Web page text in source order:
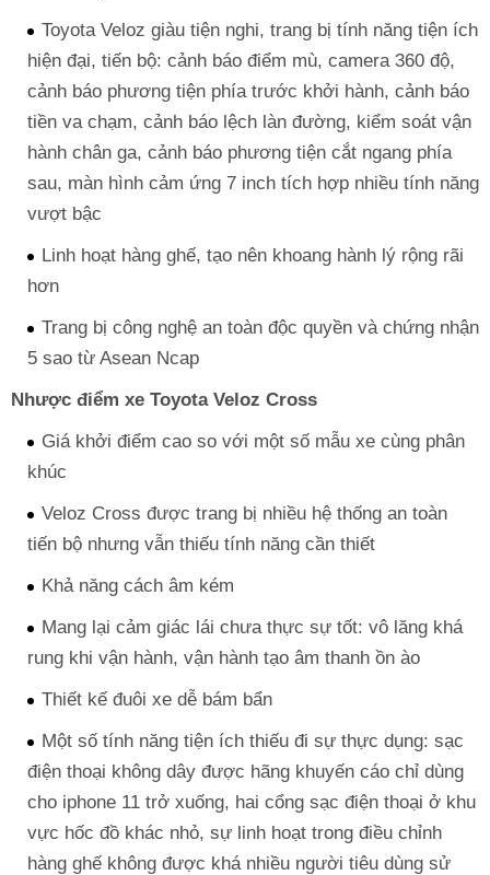
Toyota Veloz giàu tiện nghi, trang bị tính năng tiện ích
hiện đại, tiến bộ: cảnh báo điểm mù, camera 360 độ,
cảnh báo phương tiện phía trước khởi hành, cảnh báo
tiền va chạm, cảnh báo lệch làn đường, kiểm soát vận
hành chân ga, cảnh báo phương tiện cắt ngang phía
sau, màn hình cảm ứng 7 inch tích hợp nhiều tính năng
vượt bậc
Linh hoạt hàng ghế, tạo nên khoang hành lý rộng rãi
hơn
Trang bị công nghệ an toàn độc quyền và chứng nhận
5 sao từ Asean Ncap
Nhược điểm xe Toyota Veloz Cross
Giá khởi điểm cao so với một số mẫu xe cùng phân
khúc
Veloz Cross được trang bị nhiều hệ thống an toàn
tiến bộ nhưng vẫn thiếu tính năng cần thiết
Khả năng cách âm kém
Mang lại cảm giác lái chưa thực sự tốt: vô lăng khá
rung khi vận hành, vận hành tạo âm thanh ồn ào
Thiết kế đuôi xe dễ bám bẩn
Một số tính năng tiện ích thiếu đi sự thực dụng: sạc
điện thoại không dây được hãng khuyến cáo chỉ dùng
cho iphone 11 trở xuống, hai cổng sạc điện thoại ở khu
vực hốc đồ khác nhỏ, sự linh hoạt trong điều chỉnh
hàng ghế không được khá nhiều người tiêu dùng sử